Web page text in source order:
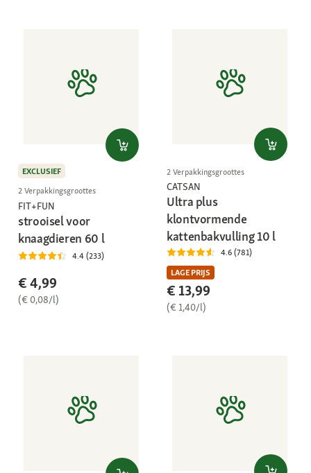
EXCLUSIEF
2 Verpakkingsgroottes
FIT+FUN
strooisel voor
knaagdieren 60 l
4.4 (233)
€ 4,99
(€ 0,08/l)
2 Verpakkingsgroottes
CATSAN
Ultra plus
klontvormende
kattenbakvulling 10 l
4.6 (781)
LAGE PRIJS
€ 13,99
(€ 1,40/l)